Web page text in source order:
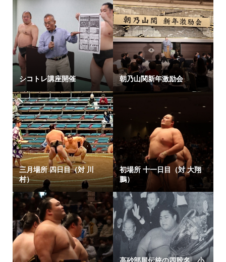
シコトレ講座開催 朝乃山関新年激励会
三月場所 四日目（対 川
村）
初場所 十一日目（対 大翔
鵬）